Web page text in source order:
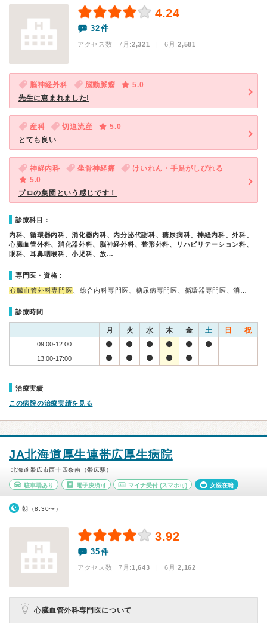
4.24
32件
アクセス数 7月:2,321 | 6月:2,581
脳神経外科 脳動脈瘤
5.0
先生に恵まれました!
産科 切迫流産
5.0
とても良い
神経内科 坐骨神経痛
けいれん・手足がしびれる
5.0
プロの集団という感じです！
診療科目：
内科、循環器内科、消化器内科、内分泌代謝科、糖尿病科、神経内科、外科、
心臓血管外科、消化器外科、脳神経外科、整形外科、リハビリテーション科、
眼科、耳鼻咽喉科、小児科、放…
専門医・資格：
心臓血管外科専門医 、総合内科専門医、糖尿病専門医、循環器専門医、消…
診療時間
月 火 水 木 金 土 日 祝
09:00-12:00
13:00-17:00
治療実績
この病院の治療実績を見る
JA北海道厚生連帯広厚生病院
北海道帯広市西十四条南（帯広駅）
駐車場あり 電子決済可 マイナ受付 (スマホ可) 女医在籍
朝（8:30〜）
3.92
35件
アクセス数 7月:1,643 | 6月:2,162
心臓血管外科専門医について